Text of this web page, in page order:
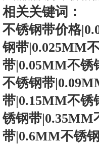
相关关键词：
不锈钢带价格
钢带|0.025MM
带|0.05MM不锈
不锈钢带
带|0.15MM不锈
锈钢带|0.35MM
带|0.6MM不锈